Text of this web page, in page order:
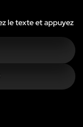
le texte et appuyez